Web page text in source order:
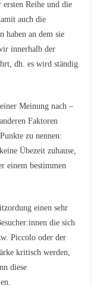
Reihe und die
auch die
haben an dem sie
innerhalb der
dh. es wird ständig
Meinung nach –
Faktoren
zu nennen:
Übezeit zuhause,
einem bestimmen
einen sehr
die sich
Piccolo oder der
kritisch werden,
diese